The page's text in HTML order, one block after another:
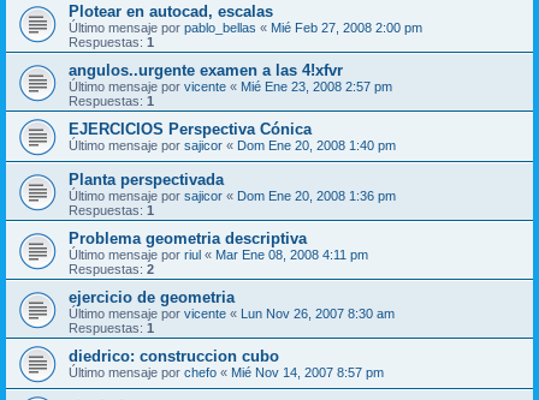
Plotear en autocad, escalas
Último mensaje por pablo_bellas « Mié Feb 27, 2008 2:00 pm
Respuestas: 1
angulos..urgente examen a las 4!xfvr
Último mensaje por vicente « Mié Ene 23, 2008 2:57 pm
Respuestas: 1
EJERCICIOS Perspectiva Cónica
Último mensaje por sajicor « Dom Ene 20, 2008 1:40 pm
Planta perspectivada
Último mensaje por sajicor « Dom Ene 20, 2008 1:36 pm
Respuestas: 1
Problema geometria descriptiva
Último mensaje por riul « Mar Ene 08, 2008 4:11 pm
Respuestas: 2
ejercicio de geometria
Último mensaje por vicente « Lun Nov 26, 2007 8:30 am
Respuestas: 1
diedrico: construccion cubo
Último mensaje por chefo « Mié Nov 14, 2007 8:57 pm